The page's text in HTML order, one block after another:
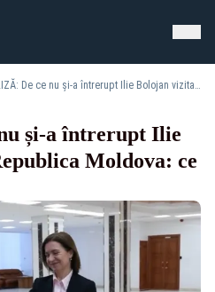
ANALIZĂ: De ce nu și-a întrerupt Ilie Bolojan vizita în Republica Moldova: ce ar urmări
și-a întrerupt Ilie
Moldova: ce